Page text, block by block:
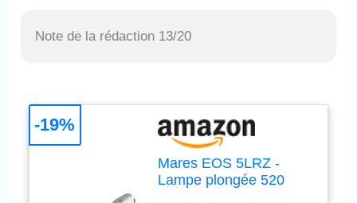
Note de la rédaction 13/20
Mares EOS 5LRZ -
Lampe plongée 520
-19%